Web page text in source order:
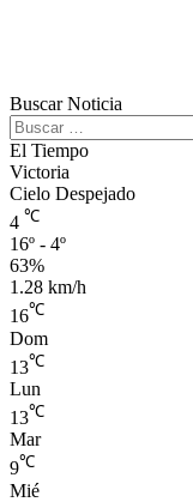
Buscar Noticia
Buscar:
El Tiempo
Victoria
Cielo Despejado
4 ℃
16º - 4º
63%
1.28 km/h
16℃
Dom
13℃
Lun
13℃
Mar
9℃
Mié